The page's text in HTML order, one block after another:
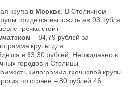
крупа в Москве . В Столичном
придется выложить аж 93 рубля
гречка стоит
– 84,79 рублей за
крупы для
в 83,30 рублей. Неожиданно в
городов и Столицы
килограмма гречневой крупы
по стране – 80 рублей 46